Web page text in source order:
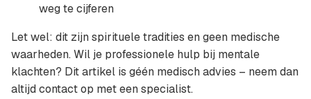
weg te cijferen
Let wel: dit zijn spirituele tradities en geen medische
waarheden. Wil je professionele hulp bij mentale
klachten? Dit artikel is géén medisch advies – neem dan
altijd contact op met een specialist.